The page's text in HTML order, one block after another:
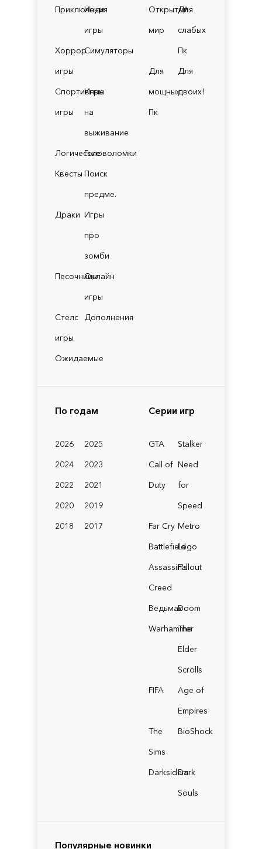
Приключения
Инди
игры
Хоррор
игры
Симуляторы
Спортивные
игры
Игры
на
выживание
ЛогическиеГоловоломки
Квесты Поиск
предме.
Драки Игры
про
зомби
ПесочницыОнлайн
игры
Стелс
игры
Дополнения
Ожидаемые
Открытый
мир
Для
слабых
Пк
Для
мощных
Пк
Для
двоих!
По годам
2026
2025
2024
2023
2022
2021
2020
2019
2018
2017
Серии игр
GTA
Stalker
Call of
Duty
Need
for
Speed
Far Cry Metro
BattlefieldLego
Assassin's
Creed
Fallout
ВедьмакDoom
Warhammer
The
Elder
Scrolls
FIFA
Age of
Empires
The
Sims
BioShock
Darksiders
Dark
Souls
Популярные новинки